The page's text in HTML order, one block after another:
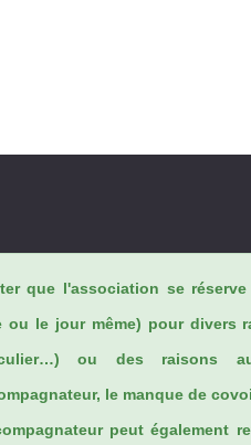
que l'association se
ou le jour même) pour divers
ou des raisons
le manque de
peut également